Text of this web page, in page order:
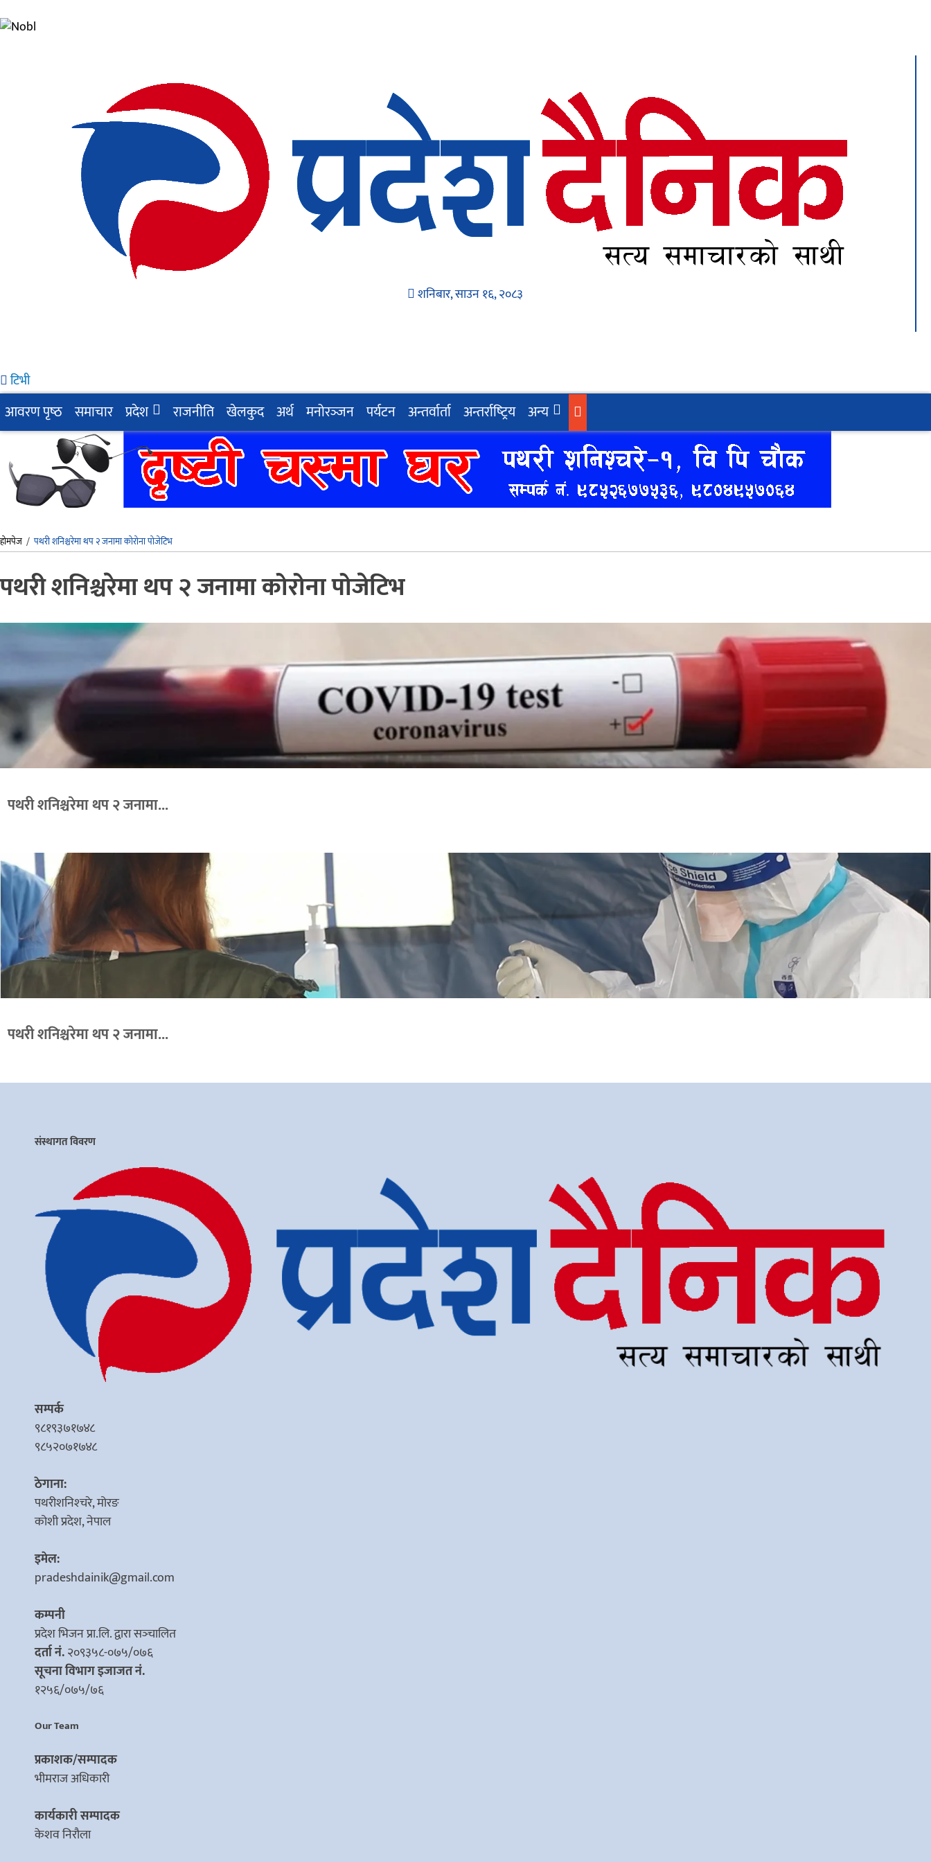
शनिबार, साउन १६, २०८३
टिभी
आवरण पृष्‍ठ समाचार प्रदेश राजनीति खेलकुद अर्थ मनोरञ्‍जन पर्यटन अन्तर्वार्ता अन्तर्राष्‍ट्रिय अन्य
होमपेज /पथरी शनिश्चरेमा थप २ जनामा कोरोना पोजेटिभ
पथरी शनिश्चरेमा थप २ जनामा कोरोना पोजेटिभ
पथरी शनिश्चरेमा थप २ जनामा...
पथरी शनिश्चरेमा थप २ जनामा...
संस्थागत विवरण
सम्पर्क
९८१९३७१७४८
९८५२०७१७४८
ठेगाना:
पथरीशनिश्‍चरे, मोरङ
कोशी प्रदेश, नेपाल
इमेल:
pradeshdainik@gmail.com
कम्पनी
प्रदेश भिजन प्रा.लि. द्वारा सञ्‍चालित
दर्ता नं.२०९३५८-०७५/०७६
सूचना विभाग इजाजत नं.
१२५६/०७५/७६
Our Team
प्रकाशक/सम्पादक
भीमराज अधिकारी
कार्यकारी सम्पादक
केशव निरौला